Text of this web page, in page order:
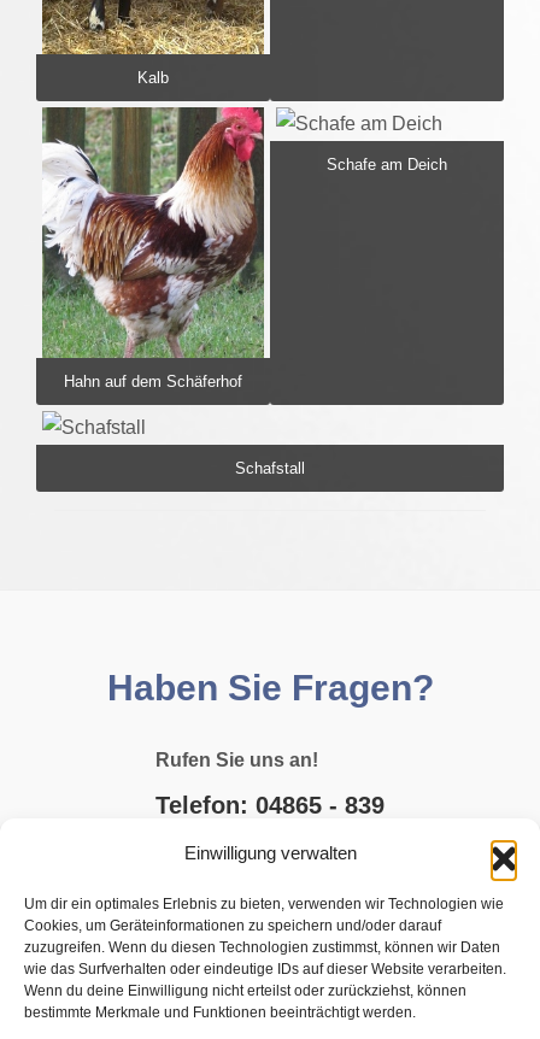
Einwilligung verwalten
Um dir ein optimales Erlebnis zu bieten, verwenden wir Technologien wie
Cookies, um Geräteinformationen zu speichern und/oder darauf
zuzugreifen. Wenn du diesen Technologien zustimmst, können wir Daten
wie das Surfverhalten oder eindeutige IDs auf dieser Website verarbeiten.
Wenn du deine Einwilligung nicht erteilst oder zurückziehst, können
bestimmte Merkmale und Funktionen beeinträchtigt werden.
Kalb
Hahn auf dem Schäferhof
Schafe am Deich
Schafstall
Haben Sie Fragen?
Rufen Sie uns an!
Telefon: 04865 - 839
JETZT BUCHEN